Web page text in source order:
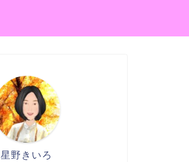
星野きいろ